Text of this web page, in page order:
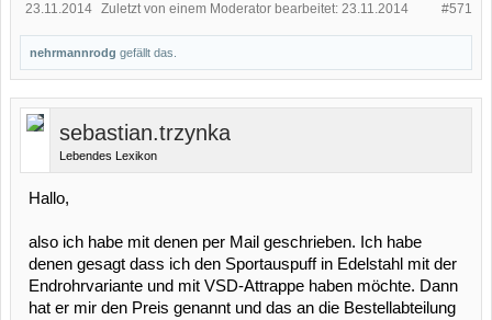
#571
23.11.2014 Zuletzt von einem Moderator bearbeitet: 23.11.2014
nehrmannrodg gefällt das.
sebastian.trzynka
Lebendes Lexikon
Hallo,
also ich habe mit denen per Mail geschrieben. Ich habe
denen gesagt dass ich den Sportauspuff in Edelstahl mit der
Endrohrvariante und mit VSD-Attrappe haben möchte. Dann
hat er mir den Preis genannt und das an die Bestellabteilung